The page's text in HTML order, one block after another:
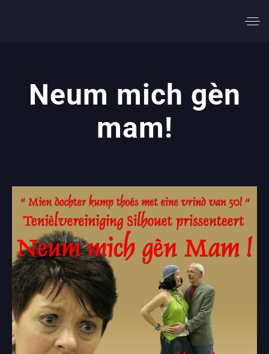
Neum mich gèn
mam!